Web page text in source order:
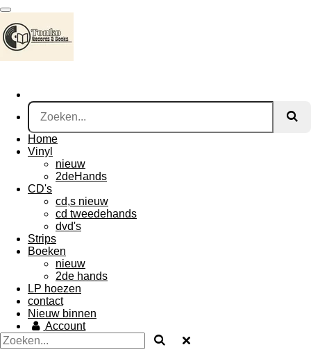
Ga
direct
naar
de
hoofdinhoud
Home
Vinyl
nieuw
2deHands
CD's
cd,s nieuw
cd tweedehands
dvd's
Strips
Boeken
nieuw
2de hands
LP hoezen
contact
Nieuw binnen
Account